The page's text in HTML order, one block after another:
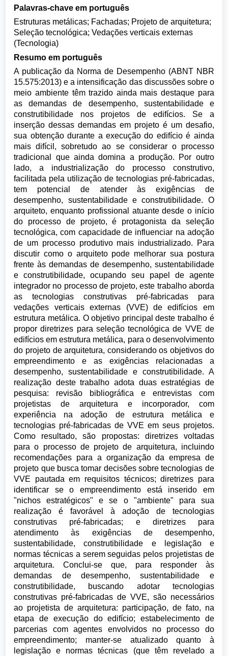
Palavras-chave em português
Estruturas metálicas; Fachadas; Projeto de arquitetura;
Seleção tecnológica; Vedações verticais externas
(Tecnologia)
Resumo em português
A publicação da Norma de Desempenho (ABNT NBR
15.575:2013) e a intensificação das discussões sobre o
meio ambiente têm trazido ainda mais destaque para
as demandas de desempenho, sustentabilidade e
construtibilidade nos projetos de edifícios. Se a
inserção dessas demandas em projeto é um desafio,
sua obtenção durante a execução do edifício é ainda
mais difícil, sobretudo ao se considerar o processo
tradicional que ainda domina a produção. Por outro
lado, a industrialização do processo construtivo,
facilitada pela utilização de tecnologias pré-fabricadas,
tem potencial de atender às exigências de
desempenho, sustentabilidade e construtibilidade. O
arquiteto, enquanto profissional atuante desde o início
do processo de projeto, é protagonista da seleção
tecnológica, com capacidade de influenciar na adoção
de um processo produtivo mais industrializado. Para
discutir como o arquiteto pode melhorar sua postura
frente às demandas de desempenho, sustentabilidade
e construtibilidade, ocupando seu papel de agente
integrador no processo de projeto, este trabalho aborda
as tecnologias construtivas pré-fabricadas para
vedações verticais externas (VVE) de edifícios em
estrutura metálica. O objetivo principal deste trabalho é
propor diretrizes para seleção tecnológica de VVE de
edifícios em estrutura metálica, para o desenvolvimento
do projeto de arquitetura, considerando os objetivos do
empreendimento e as exigências relacionadas a
desempenho, sustentabilidade e construtibilidade. A
realização deste trabalho adota duas estratégias de
pesquisa: revisão bibliográfica e entrevistas com
projetistas de arquitetura e incorporador, com
experiência na adoção de estrutura metálica e
tecnologias pré-fabricadas de VVE em seus projetos.
Como resultado, são propostas: diretrizes voltadas
para o processo de projeto de arquitetura, incluindo
recomendações para a organização da empresa de
projeto que busca tomar decisões sobre tecnologias de
VVE pautada em requisitos técnicos; diretrizes para
identificar se o empreendimento está inserido em
"nichos estratégicos" e se o "ambiente" para sua
realização é favorável à adoção de tecnologias
construtivas pré-fabricadas; e diretrizes para
atendimento às exigências de desempenho,
sustentabilidade, construtibilidade e legislação e
normas técnicas a serem seguidas pelos projetistas de
arquitetura. Conclui-se que, para responder às
demandas de desempenho, sustentabilidade e
construtibilidade, buscando adotar tecnologias
construtivas pré-fabricadas de VVE, são necessários
ao projetista de arquitetura: participação, de fato, na
etapa de execução do edifício; estabelecimento de
parcerias com agentes envolvidos no processo do
empreendimento; manter-se atualizado quanto à
legislação e normas técnicas (que têm revelado a